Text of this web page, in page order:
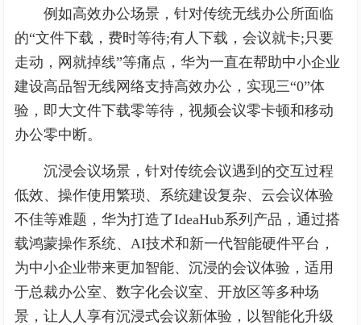
例如高效办公场景，针对传统无线办公所面临
的“文件下载，费时等待;有人下载，会议就卡;只要
走动，网就掉线”等痛点，华为一直在帮助中小企业
建设高品智无线网络支持高效办公，实现三“0”体
验，即大文件下载零等待，视频会议零卡顿和移动
办公零中断。
沉浸会议场景，针对传统会议遇到的交互过程
低效、操作使用繁琐、系统建设复杂、云会议体验
不佳等难题，华为打造了IdeaHub系列产品，通过搭
载鸿蒙操作系统、AI技术和新一代智能硬件平台，
为中小企业带来更加智能、沉浸的会议体验，适用
于总裁办公室、数字化会议室、开放区等多种场
景，让人人享有沉浸式会议新体验，以智能化升级